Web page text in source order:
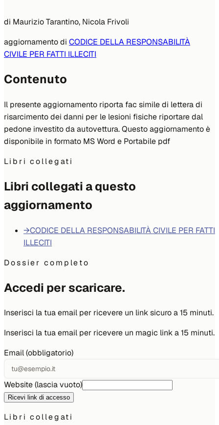
di Maurizio Tarantino, Nicola Frivoli
aggiornamento di CODICE DELLA RESPONSABILITÀ
CIVILE PER FATTI ILLECITI
Contenuto
Il presente aggiornamento riporta fac simile di lettera di
risarcimento dei danni per le lesioni fisiche riportare dal
pedone investito da autovettura. Questo aggiornamento è
disponibile in formato MS Word e Portabile pdf
Libri collegati
Libri collegati a questo
aggiornamento
→CODICE DELLA RESPONSABILITÀ CIVILE PER FATTI
ILLECITI
Dossier completo
Accedi per scaricare.
Inserisci la tua email per ricevere un link sicuro a 15 minuti.
Inserisci la tua email per ricevere un magic link a 15 minuti.
Email (obbligatorio)
Website (lascia vuoto)
Ricevi link di accesso
Libri collegati